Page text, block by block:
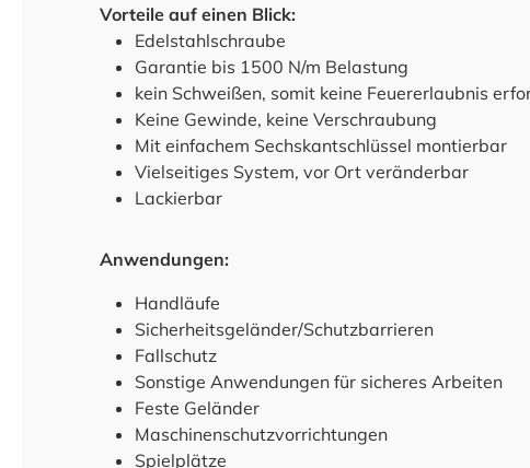
Vorteile auf einen Blick:
Edelstahlschraube
Garantie bis 1500 N/m Belastung
kein Schweißen, somit keine Feuererlaubnis
Keine Gewinde, keine Verschraubung
Mit einfachem Sechskantschlüssel montierbar
Vielseitiges System, vor Ort veränderbar
Lackierbar
Anwendungen:
Handläufe
Sicherheitsgeländer/Schutzbarrieren
Fallschutz
Sonstige Anwendungen für sicheres Arbeiten
Feste Geländer
Maschinenschutzvorrichtungen
Spielplätze